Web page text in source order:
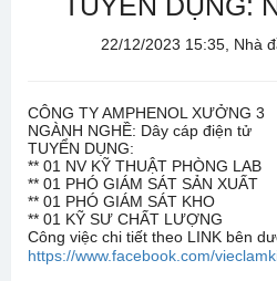
22/12/2023 15:35, Nhà
CÔNG TY AMPHENOL XƯỞNG 3
NGÀNH NGHỀ: Dây cáp điện tử
TUYỂN DỤNG:
** 01 NV KỸ THUẬT PHÒNG LAB
** 01 PHÓ GIÁM SÁT SẢN XUẤT
** 01 PHÓ GIÁM SÁT KHO
** 01 KỸ SƯ CHẤT LƯỢNG
Công việc chi tiết theo LINK bên
https://www.facebook.com/